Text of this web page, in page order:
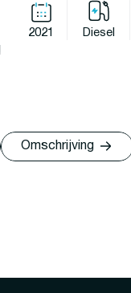
2021 Diesel
Omschrijving